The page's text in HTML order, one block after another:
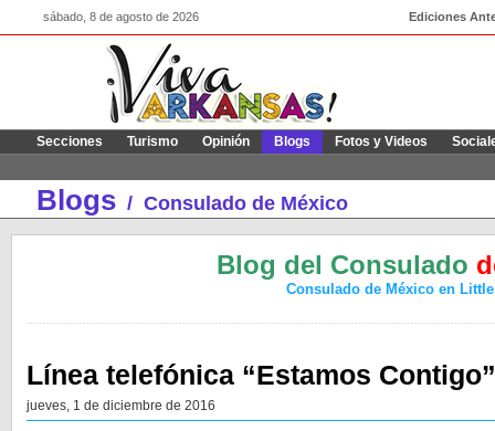
sábado, 8 de agosto de 2026 Ediciones
Secciones Turismo Opinión Blogs Fotos y Videos
Blogs / Consulado de México
Blog del Consulado
Consulado de México en
Línea telefónica “Estamos
jueves, 1 de diciembre de 2016